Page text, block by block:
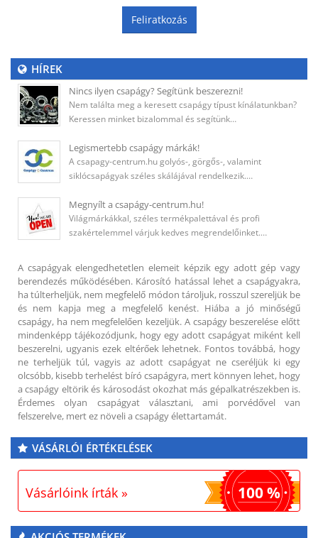
Feliratkozás
HÍREK
Nincs ilyen csapágy? Segítünk beszerezni!
Nem találta meg a keresett csapágy típust kínálatunkban?
Keressen minket bizalommal és segítünk…
Legismertebb csapágy márkák!
A csapagy-centrum.hu golyós-, görgős-, valamint
siklócsapágyak széles skálájával rendelkezik.…
Megnyílt a csapágy-centrum.hu!
Világmárkákkal, széles termékpalettával és profi
szakértelemmel várjuk kedves megrendelőinket.…
A csapágyak elengedhetetlen elemeit képzik egy adott gép vagy
berendezés működésében. Károsító hatással lehet a csapágyakra,
ha túlterheljük, nem megfelelő módon tároljuk, rosszul szereljük be
és nem kapja meg a megfelelő kenést. Hiába a jó minőségű
csapágy, ha nem megfelelően kezeljük. A csapágy beszerelése előtt
mindenképp tájékozódjunk, hogy egy adott csapágyat miként kell
beszerelni, ugyanis ezek eltérőek lehetnek. Fontos továbbá, hogy
ne terheljük túl, vagyis az adott csapágyat ne cseréljük ki egy
olcsóbb, kisebb terhelést bíró csapágyra, mert könnyen lehet, hogy
a csapágy eltörik és károsodást okozhat más gépalkatrészekben is.
Érdemes olyan csapágyat választani, ami porvédővel van
felszerelve, mert ez növeli a csapágy élettartamát.
VÁSÁRLÓI ÉRTÉKELÉSEK
Vásárlóink írták » 100 %